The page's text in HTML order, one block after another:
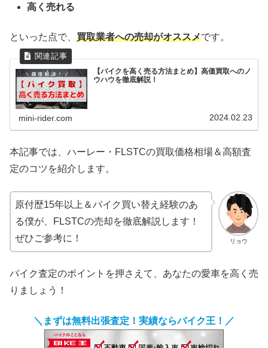
高く売れる
といった点で、 買取業者への売却がオススメです。
【バイクを高く売る方法まとめ】高価買取へのノ
ウハウを徹底解説！
mini-rider.com 2024.02.23
本記事では、ハーレー・FLSTCの買取価格相場＆高額査
定のコツを紹介します。
リョウ
原付歴15年以上＆バイク買い替え経験のあ
る僕が、FLSTCの売却を徹底解説します！
ぜひご参考に！
バイク査定のポイントを押さえて、あなたの愛車を高く売
りましょう！
＼まずは無料出張査定！実績ならバイク王！／